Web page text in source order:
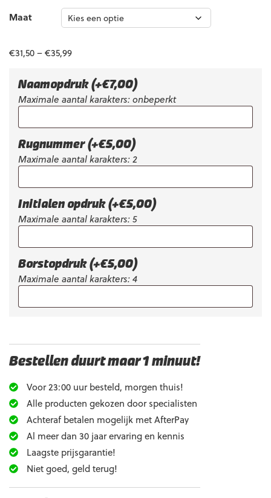
Maat
€31,50–€35,99
Naamopdruk (+€7,00)
Maximale aantal karakters: onbeperkt
Rugnummer (+€5,00)
Maximale aantal karakters: 2
Initialen opdruk (+€5,00)
Maximale aantal karakters: 5
Borstopdruk (+€5,00)
Maximale aantal karakters: 4
Bestellen duurt maar 1 minuut!
Voor 23:00 uur besteld, morgen thuis!
Alle producten gekozen door specialisten
Achteraf betalen mogelijk met AfterPay
Al meer dan 30 jaar ervaring en kennis
Laagste prijsgarantie!
Niet goed, geld terug!